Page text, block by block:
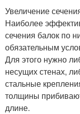
Увеличение
Наиболее
сечения балок по
обязательным
Для этого нужно
несущих стенах,
стальные
толщины
длине.